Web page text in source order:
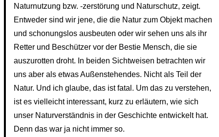
Naturnutzung bzw. -zerstörung und Naturschutz, zeigt.
Entweder sind wir jene, die die Natur zum Objekt machen
und schonungslos ausbeuten oder wir sehen uns als ihr
Retter und Beschützer vor der Bestie Mensch, die sie
auszurotten droht. In beiden Sichtweisen betrachten wir
uns aber als etwas Außenstehendes. Nicht als Teil der
Natur. Und ich glaube, das ist fatal. Um das zu verstehen,
ist es vielleicht interessant, kurz zu erläutern, wie sich
unser Naturverständnis in der Geschichte entwickelt hat.
Denn das war ja nicht immer so.